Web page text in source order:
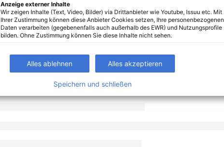
Anzeige externer Inhalte
Wir zeigen Inhalte (Text, Video, Bilder) via Drittanbieter wie Youtube, Issuu etc. Mit
Ihrer Zustimmung können diese Anbieter Cookies setzen, Ihre personenbezogenen
Daten verarbeiten (gegebenenfalls auch außerhalb des EWR) und Nutzungsprofile
bilden. Ohne Zustimmung können Sie diese Inhalte nicht sehen.
Alles ablehnen Alles akzeptieren
Speichern und schließen